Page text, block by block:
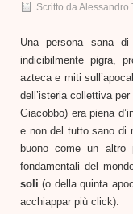
Scritto da Alessandro
Una persona sana
indicibilmente pigra,
azteca e miti
dell’isteria collettiva
Giacobbo) era piena
e non del tutto sano di
buono come un altro
fondamentali del
soli (o della quinta
acchiappar più click).